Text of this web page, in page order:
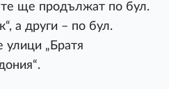
ще продължат по бул.
а други – по бул.
улици „Братя